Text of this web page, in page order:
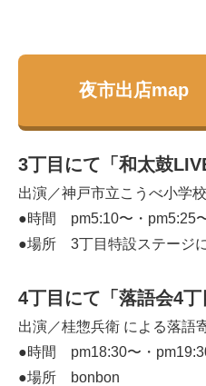
夜市出店map
3丁目にて「和太鼓
出演／神戸市立こうべ小学
●時間 pm5:10〜・pm5:25〜
●場所 3丁目特設ステージ
4丁目にて「落語会4丁
出演／桂惣兵衛 による落語
●時間 pm18:30〜・
●場所 bonbon